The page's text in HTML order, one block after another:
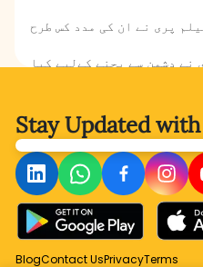
پری نے ان کی مدد کس طرح
نے دشمن سے بچنے کےلیے کیا
Stay Updated with
BlogContact UsPrivacyTerms